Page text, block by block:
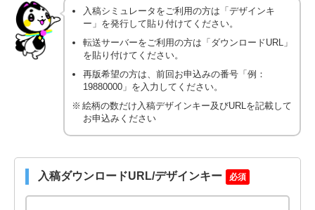
入稿シミュレータをご利用の方は「デザインキ
ー」を発行して貼り付けてください。
転送サーバーをご利用の方は「ダウンロードURL」
を貼り付けてください。
再版希望の方は、前回お申込みの番号「例：
19880000」を入力してください。
絵柄の数だけ入稿デザインキー及びURLを記載して
お申込みください
入稿ダウンロードURL/デザインキー 必須